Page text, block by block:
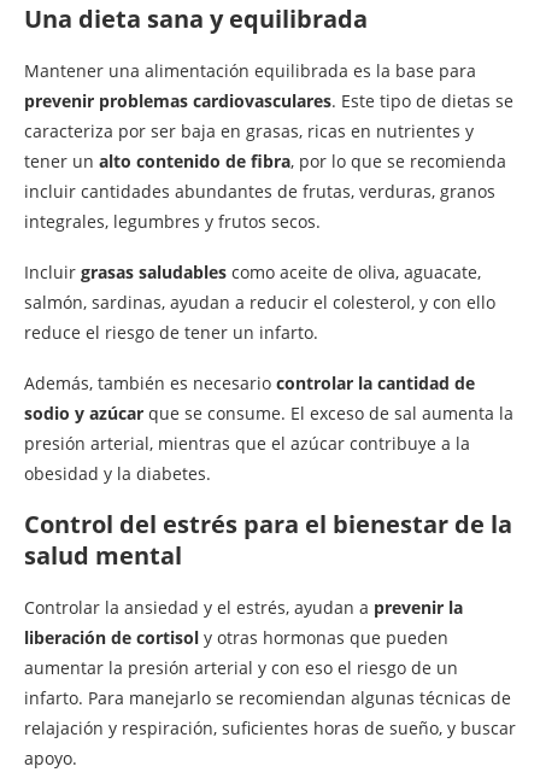
Una dieta sana y equilibrada
Mantener una alimentación equilibrada es la base para
prevenir problemas cardiovasculares. Este tipo de dietas se
caracteriza por ser baja en grasas, ricas en nutrientes y
tener un alto contenido de fibra, por lo que se recomienda
incluir cantidades abundantes de frutas, verduras, granos
integrales, legumbres y frutos secos.
Incluir grasas saludables como aceite de oliva, aguacate,
salmón, sardinas, ayudan a reducir el colesterol, y con ello
reduce el riesgo de tener un infarto.
Además, también es necesario controlar la cantidad de
sodio y azúcar que se consume. El exceso de sal aumenta la
presión arterial, mientras que el azúcar contribuye a la
obesidad y la diabetes.
Control del estrés para el bienestar de la
salud mental
Controlar la ansiedad y el estrés, ayudan a prevenir la
liberación de cortisol y otras hormonas que pueden
aumentar la presión arterial y con eso el riesgo de un
infarto. Para manejarlo se recomiendan algunas técnicas de
relajación y respiración, suficientes horas de sueño, y buscar
apoyo.